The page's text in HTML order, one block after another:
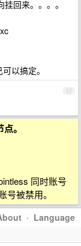
回来。。。。
以搞定。
17
。
同时账号
被禁用。
· Language